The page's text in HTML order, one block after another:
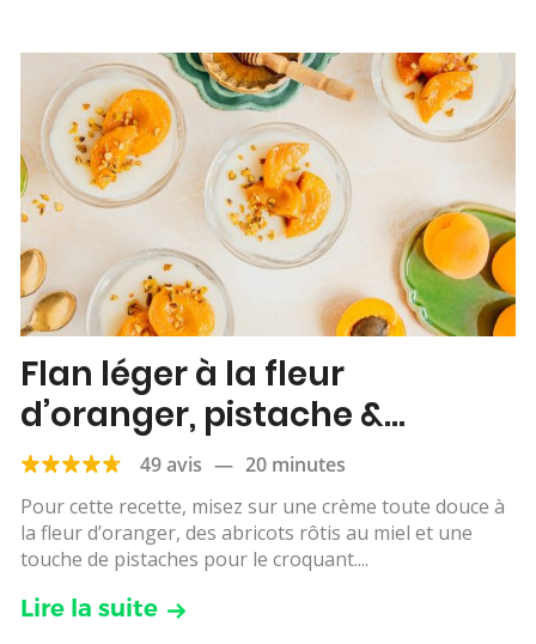
Flan léger à la fleur
d’oranger, pistache &
abricots rôtis
49 avis — 20 minutes
Pour cette recette, misez sur une crème toute douce à
la fleur d’oranger, des abricots rôtis au miel et une
touche de pistaches pour le croquant....
Lire la suite